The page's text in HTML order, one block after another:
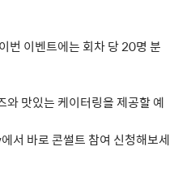
번 이벤트에는 회차 당20명 분
와 맛있는 케이터링을 제공할 예
에서 바로 콘썰트 참여 신청해보세